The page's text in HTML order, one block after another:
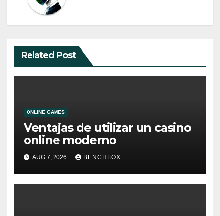
Related Post
ONLINE GAMES
Ventajas de utilizar un casino
online moderno
AUG 7, 2026 BENCHBOX